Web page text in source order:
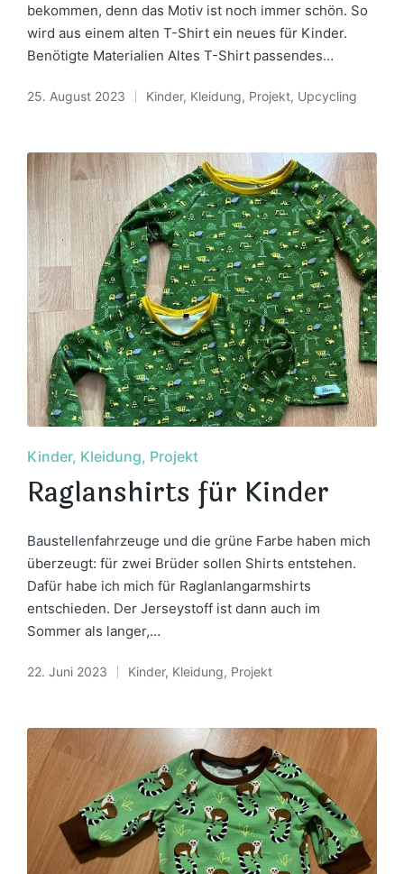
bekommen, denn das Motiv ist noch immer schön. So
wird aus einem alten T-Shirt ein neues für Kinder.
Benötigte Materialien Altes T-Shirt passendes…
25. August 2023
Posted
Kinder, Kleidung, Projekt, Upcycling
Posted
in
Kinder Kleidung Projekt
Raglanshirts für Kinder
Baustellenfahrzeuge und die grüne Farbe haben mich
überzeugt: für zwei Brüder sollen Shirts entstehen.
Dafür habe ich mich für Raglanlangarmshirts
entschieden. Der Jerseystoff ist dann auch im
Sommer als langer,…
22. Juni 2023
Posted
Kinder, Kleidung, Projekt